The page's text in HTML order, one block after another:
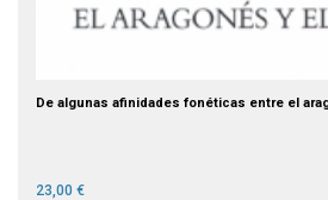
De algunas afinidades fonéticas entre el
23,00 €